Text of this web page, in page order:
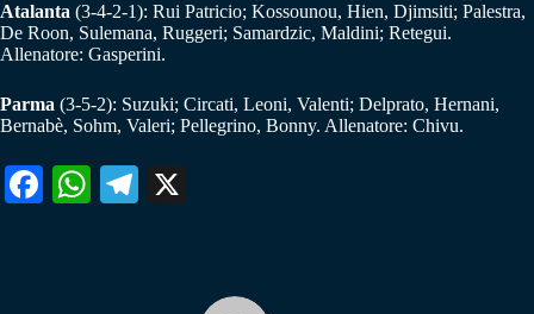
Atalanta (3-4-2-1): Rui Patricio; Kossounou, Hien, Djimsiti; Palestra,
De Roon, Sulemana, Ruggeri; Samardzic, Maldini; Retegui.
Allenatore: Gasperini.
Parma (3-5-2): Suzuki; Circati, Leoni, Valenti; Delprato, Hernani,
Bernabè, Sohm, Valeri; Pellegrino, Bonny. Allenatore: Chivu.
Fa W
Te